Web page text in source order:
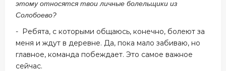
этому относятся твои личные болельщики из
Солобоево?
- Ребята, с которыми общаюсь, конечно, болеют за
меня и ждут в деревне. Да, пока мало забиваю, но
главное, команда побеждает. Это самое важное
сейчас.